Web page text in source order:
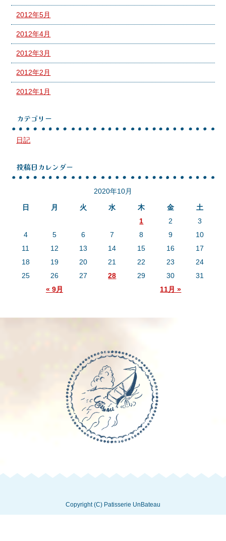
2012年5月
2012年4月
2012年3月
2012年2月
2012年1月
カテゴリー
日記
投稿日カレンダー
2020年10月
日
月 火 水 木 金 土
« 9月 11月 »
1 2
3
4
5 6 7 8 9
10
11
12 13 14 15 16
17
18
19 20 21 22 23
24
25
26 27 28 29 30 31
Copyright (C) Patisserie UnBateau